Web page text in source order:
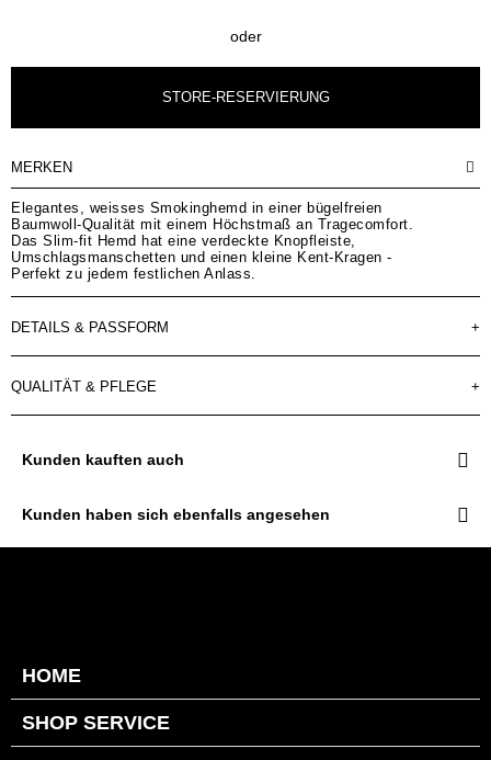
oder
STORE-RESERVIERUNG
MERKEN
Elegantes, weisses Smokinghemd in einer bügelfreien
Baumwoll-Qualität mit einem Höchstmaß an Tragecomfort.
Das Slim-fit Hemd hat eine verdeckte Knopfleiste,
Umschlagsmanschetten und einen kleine Kent-Kragen -
Perfekt zu jedem festlichen Anlass.
DETAILS & PASSFORM +
QUALITÄT & PFLEGE +
Kunden kauften auch
Kunden haben sich ebenfalls angesehen
HOME
SHOP SERVICE